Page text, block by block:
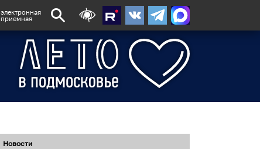
электронная
приемная
Новости